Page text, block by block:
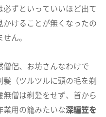
ずといっていいほど出て
けることが無くなったの
ん。
僧侶、お坊さんなわけで
（ツルツルに頭の毛を剃
僧は剃髪をせず、首から
業用の籠みたいな深編笠を